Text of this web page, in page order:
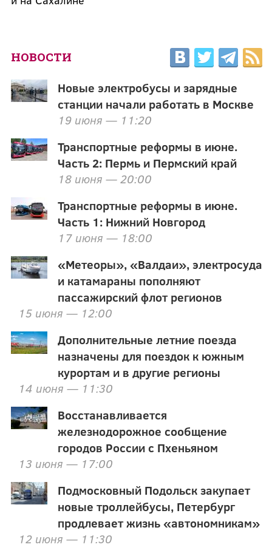
НОВОСТИ
Новые электробусы и зарядные
станции начали работать в Москве
19 июня — 11:20
Транспортные реформы в июне.
Часть 2: Пермь и Пермский край
18 июня — 20:00
Транспортные реформы в июне.
Часть 1: Нижний Новгород
17 июня — 18:00
«Метеоры», «Валдаи», электросуда
и катамараны пополняют
пассажирский флот регионов
15 июня — 12:00
Дополнительные летние поезда
назначены для поездок к южным
курортам и в другие регионы
14 июня — 11:30
Восстанавливается
железнодорожное сообщение
городов России с Пхеньяном
13 июня — 17:00
Подмосковный Подольск закупает
новые троллейбусы, Петербург
продлевает жизнь «автономникам»
12 июня — 11:30